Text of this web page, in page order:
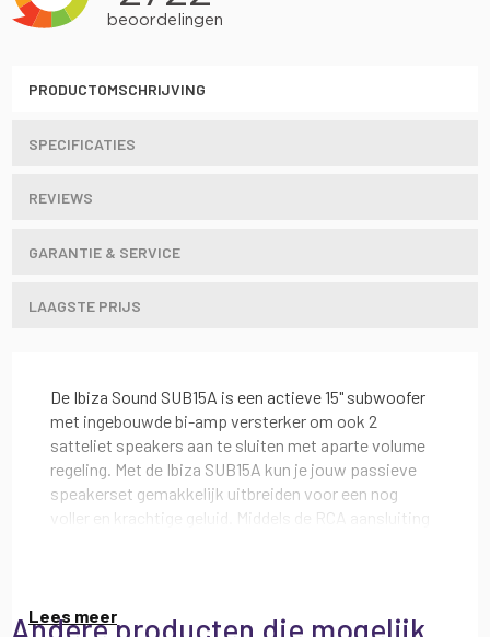
PRODUCTOMSCHRIJVING
SPECIFICATIES
REVIEWS
GARANTIE & SERVICE
LAAGSTE PRIJS
De Ibiza Sound SUB15A is een actieve 15" subwoofer
met ingebouwde bi-amp versterker om ook 2
satteliet speakers aan te sluiten met aparte volume
regeling. Met de Ibiza SUB15A kun je jouw passieve
speakerset gemakkelijk uitbreiden voor een nog
voller en krachtige geluid. Middels de RCA aansluiting
Ook is de subwoofer voorzien van een microfoon en
Lees meer
Andere producten die mogelijk